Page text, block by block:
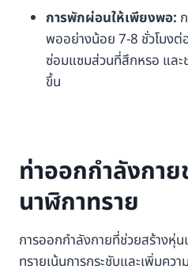
การพักผ่อนให้เพียงพอ:
พออย่างน้อย 7-8 ชั่วโมงต่
ซ่อมแซมส่วนที่สึกหรอ และ
ขึ้น
ท่าออกกำลังกา
นาฬิกาทราย
การออกกำลังกายที่ช่วยสร้างหุ่
ทรายเน้นการกระชับและเพิ่มคว